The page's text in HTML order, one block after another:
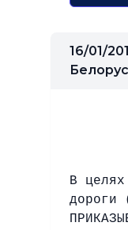
16/01/
В
дороги